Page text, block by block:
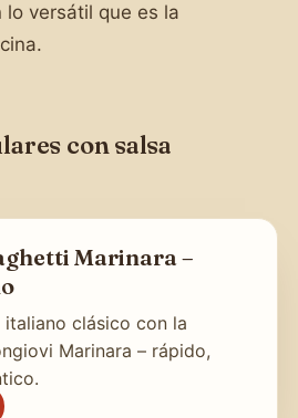
versátil que es la
con salsa
Marinara –
clásico con la
Marinara – rápido,